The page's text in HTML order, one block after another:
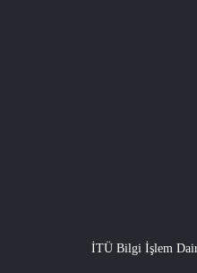
İTÜ Bilgi İşlem